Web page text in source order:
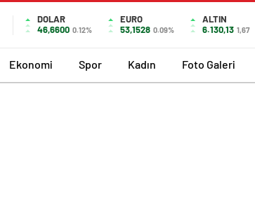
DOLAR
46,6600 0.12%
EURO
53,1528 0.09%
ALTIN
6.130,13 1,67
Ekonomi Spor Kadın Foto Galeri